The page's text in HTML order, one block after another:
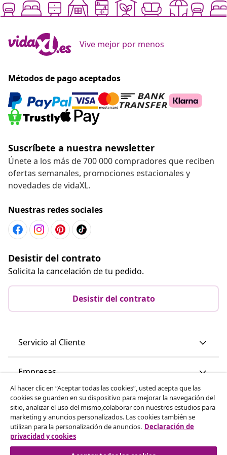
Ir al Centro de Ayuda
Métodos de pago aceptados
Suscríbete a nuestra newsletter
Únete a los más de 700 000 compradores que reciben
Nuestras redes sociales
Desistir del contrato
Solicita la cancelación de tu pedido.
Desistir del contrato
Al hacer clic en “Aceptar todas las cookies”, usted acepta que las
cookies se guarden en su dispositivo para mejorar la navegación del
sitio, analizar el uso del mismo,colaborar con nuestros estudios para
marketing y anuncios personalizados. Las cookies también se
utilizan para la personalización de anuncios. Declaración de
privacidad y cookies